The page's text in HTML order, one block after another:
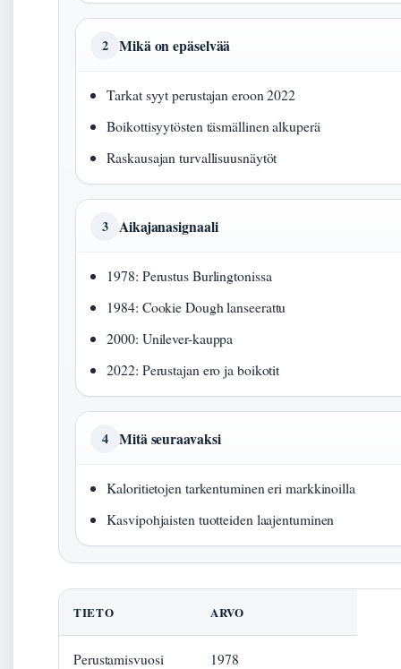
2 Mikä on epäselvää
Tarkat syyt perustajan eroon 2022
Boikottisyytösten täsmällinen alkuperä
Raskausajan turvallisuusnäytöt
3 Aikajanasignaali
1978: Perustus Burlingtonissa
1984: Cookie Dough lanseerattu
2000: Unilever-kauppa
2022: Perustajan ero ja boikotit
4 Mitä seuraavaksi
Kaloritietojen tarkentuminen eri markkinoilla
Kasvipohjaisten tuotteiden laajentuminen
TIETO ARVO
Perustamisvuosi 1978